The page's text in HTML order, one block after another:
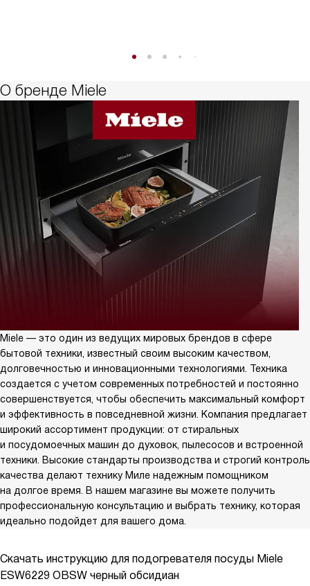
О бренде Miele
Miele — это один из ведущих мировых брендов в сфере
бытовой техники, известный своим высоким качеством,
долговечностью и инновационными технологиями. Техника
создается с учетом современных потребностей и постоянно
совершенствуется, чтобы обеспечить максимальный комфорт
и эффективность в повседневной жизни. Компания предлагает
широкий ассортимент продукции: от стиральных
и посудомоечных машин до духовок, пылесосов и встроенной
техники. Высокие стандарты производства и строгий контроль
качества делают технику Миле надежным помощником
на долгое время. В нашем магазине вы можете получить
профессиональную консультацию и выбрать технику, которая
идеально подойдет для вашего дома.
Скачать инструкцию для подогревателя посуды Miele
ESW6229 OBSW черный обсидиан